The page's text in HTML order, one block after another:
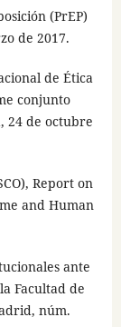
(PrEP)
de 2017.
de Ética
conjunto
24 de octubre
Report on
and Human
ante
Facultad de
núm.